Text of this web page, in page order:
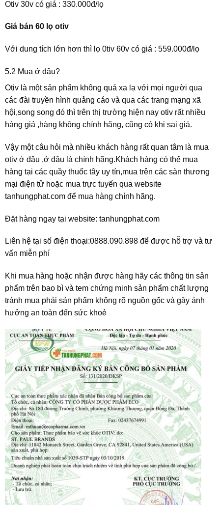
Otiv 30v có giá : 330.000đ/lọ
Giá bán 60 lọ otiv
Với dung tích lớn hơn thì lọ 0tiv 60v có giá : 559.000đ/lọ
5.2 Mua ở đâu?
Otiv là một sản phẩm không quá xa lạ với mọi người qua
các đài truyền hình quảng cáo và qua các trang mạng xã
hội,song song đó thì trên thị trường hiện nay otiv rất nhiều
hàng giả ,hàng không chính hãng, cũng có khi sai giá.
Vậy một câu hỏi mà nhiều khách hàng rất quan tâm là mua
otiv ở đâu ,ở đâu là chính hãng.Khách hàng có thể mua
hàng tại các quầy thuốc tây uy tín,mua trên các sàn thương
mại điện tử hoặc mua trực tuyến qua website
tanhungphat.com để mua hàng chính hãng.
Đặt hàng ngay tại website: tanhungphat.com
Liên hệ tại số điện thoại:0888.090.898 để được hỗ trợ và tư
vấn miễn phí
Khi mua hàng hoặc nhận được hàng hãy các thông tin sản
phẩm trên bao bì và tem chứng minh sản phẩm chất lượng
tránh mua phải sản phẩm không rõ nguồn gốc và gây ảnh
hưởng an toàn đến sức khoẻ